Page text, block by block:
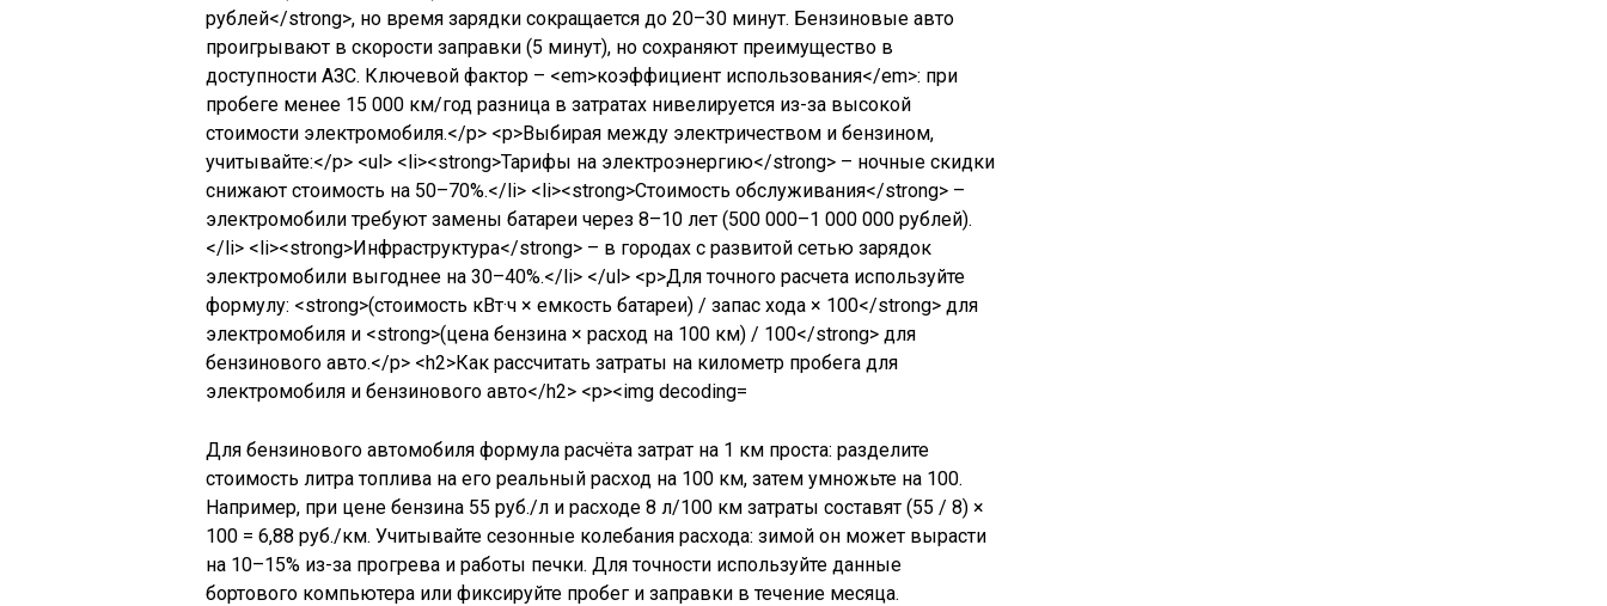
Для бензинового автомобиля формула расчёта затрат на 1 км проста: разделите
стоимость литра топлива на его реальный расход на 100 км, затем умножьте на 100.
Например, при цене бензина 55 руб./л и расходе 8 л/100 км затраты составят (55 / 8) ×
100 = 6,88 руб./км. Учитывайте сезонные колебания расхода: зимой он может вырасти
на 10–15% из-за прогрева и работы печки. Для точности используйте данные
бортового компьютера или фиксируйте пробег и заправки в течение месяца.